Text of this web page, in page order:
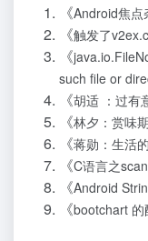
《Android焦点
《触发了
《
such file or
《胡适 ：过有
《林夕：赏味
《蒋勋：生活
《C语言之
《Android
《bootchart 的